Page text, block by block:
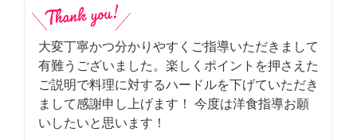
大変丁寧かつ分かりやすくご指導いただきまして
有難うございました。楽しくポイントを押さえた
ご説明で料理に対するハードルを下げていただき
まして感謝申し上げます！ 今度は洋食指導お願
いしたいと思います！